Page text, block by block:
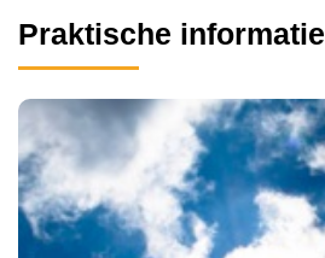
Praktische informatie